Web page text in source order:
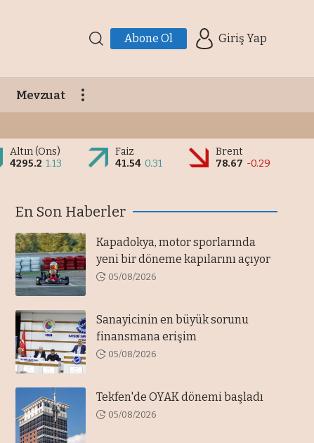
Abone Ol Giriş Yap
Mevzuat
Altın (Ons)
4295.2 1.13
Faiz
41.54 0.31
Brent
78.67 -0.29
En Son Haberler
Kapadokya, motor sporlarında
yeni bir döneme kapılarını açıyor
05/08/2026
Sanayicinin en büyük sorunu
finansmana erişim
05/08/2026
Tekfen'de OYAK dönemi başladı
05/08/2026